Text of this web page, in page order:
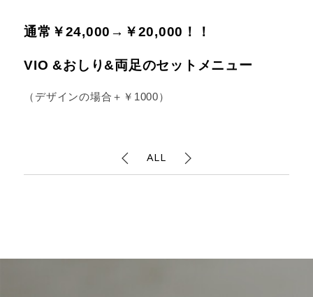
通常￥24,000→￥20,000！！
VIO &おしり&両足のセットメニュー
（デザインの場合＋￥1000）
ALL